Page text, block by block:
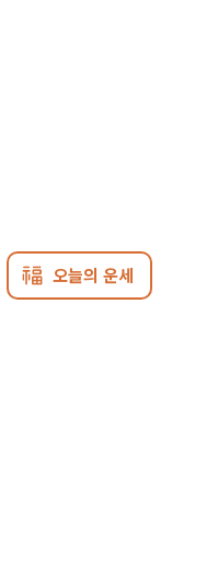
오늘의 운세